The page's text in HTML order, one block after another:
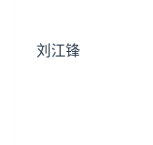
刘江锋